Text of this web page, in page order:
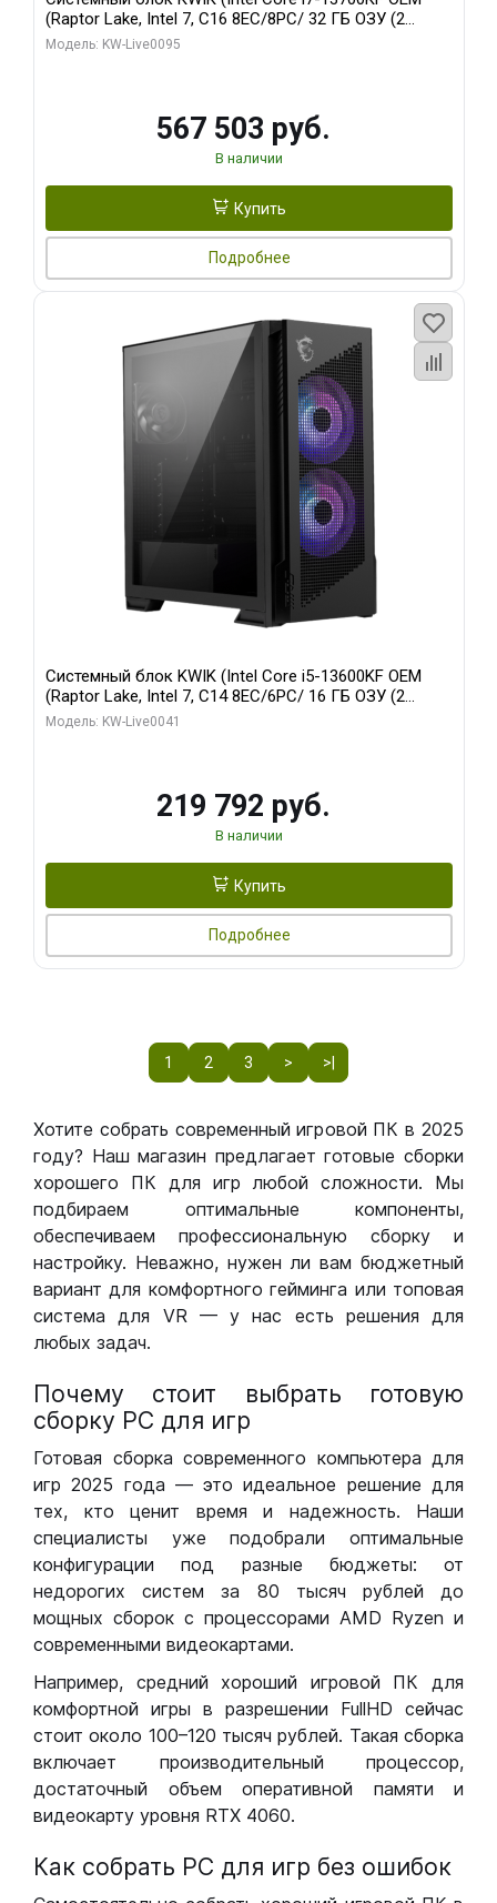
(Raptor Lake, Intel 7, C16 8EC/8PC/ 32 ГБ ОЗУ (2
модуля)/ Afox RTX4090 24GB GDDR6X 384-Bit 3xDP
Модель: KW-Live0095
567 503 руб.
В наличии
Купить
Подробнее
Системный блок KWIK (Intel Core i5-13600KF OEM
(Raptor Lake, Intel 7, C14 8EC/6PC/ 16 ГБ ОЗУ (2
модуля)/ Palit RTX5080 GAMINGPRO OC 16GB GDDR7
Модель: KW-Live0041
219 792 руб.
В наличии
Купить
Подробнее
1 2 3 > >|
Хотите собрать современный игровой ПК в 2025
году? Наш магазин предлагает готовые сборки
хорошего ПК для игр любой сложности. Мы
подбираем оптимальные компоненты,
обеспечиваем профессиональную сборку и
настройку. Неважно, нужен ли вам бюджетный
вариант для комфортного гейминга или топовая
система для VR — у нас есть решения для
любых задач.
Почему стоит выбрать готовую
сборку РС для игр
Готовая сборка современного компьютера для
игр 2025 года — это идеальное решение для
тех, кто ценит время и надежность. Наши
специалисты уже подобрали оптимальные
конфигурации под разные бюджеты: от
недорогих систем за 80 тысяч рублей до
мощных сборок с процессорами AMD Ryzen и
современными видеокартами.
Например, средний хороший игровой ПК для
комфортной игры в разрешении FullHD сейчас
стоит около 100–120 тысяч рублей. Такая сборка
включает производительный процессор,
достаточный объем оперативной памяти и
видеокарту уровня RTX 4060.
Как собрать РС для игр без ошибок